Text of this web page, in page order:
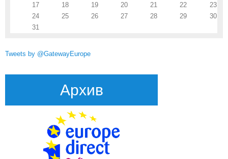
17
18 19 20 21 22
23
24
25 26 27 28 29
30
31
Tweets by @GatewayEurope
Архив